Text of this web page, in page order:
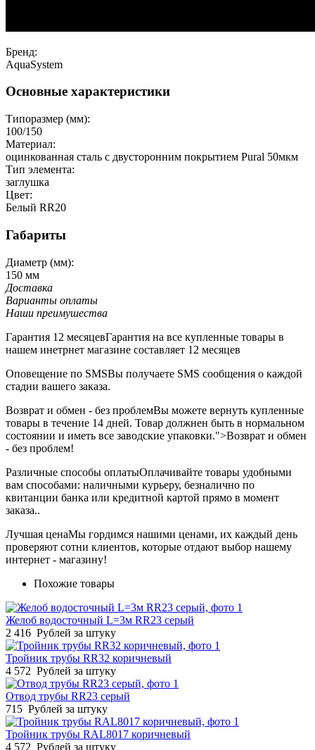
Бренд:
AquaSystem
Основные характеристики
Типоразмер (мм):
100/150
Материал:
оцинкованная сталь с двусторонним покрытием Pural 50мкм
Тип элемента:
заглушка
Цвет:
Белый RR20
Габариты
Диаметр (мм):
150 мм
Доставка
Варианты оплаты
Наши преимушества
Гарантия 12 месяцевГарантия на все купленные товары в
нашем инетрнет магазине составляет 12 месяцев
Оповещение по SMSВы получаете SMS сообщения о каждой
стадии вашего заказа.
Возврат и обмен - без проблемВы можете вернуть купленные
товары в течение 14 дней. Товар должнен быть в нормальном
состоянии и иметь все заводские упаковки.">Возврат и обмен
- без проблем!
Различные способы оплатыОплачивайте товары удобными
вам способами: наличными курьеру, безналично по
квитанции банка или кредитной картой прямо в момент
заказа..
Лучшая ценаМы гордимся нашими ценами, их каждый день
проверяют сотни клиентов, которые отдают выбор нашему
интернет - магазину!
Похожие товары
Желоб водосточный L=3м RR23 серый
2 416 Рублей за штуку
Тройник трубы RR32 коричневый
4 572 Рублей за штуку
Отвод трубы RR23 серый
715 Рублей за штуку
Тройник трубы RAL8017 коричневый
4 572 Рублей за штуку